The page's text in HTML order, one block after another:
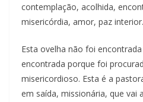
contemplação, acolhida,
misericórdia, amor, paz interior.
Esta ovelha não foi
encontrada porque foi
misericordioso. Esta é a
em saída, missionária, que vai